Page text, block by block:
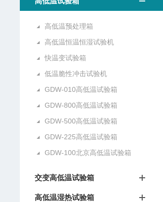
高低温预处理箱
高低温恒温恒湿试验机
快温变试验箱
低温脆性冲击试验机
GDW-010高低温试验箱
GDW-800高低温试验箱
GDW-500高低温试验箱
GDW-225高低温试验箱
GDW-100北京高低温试验箱
交变高低温试验箱
高低温湿热试验箱